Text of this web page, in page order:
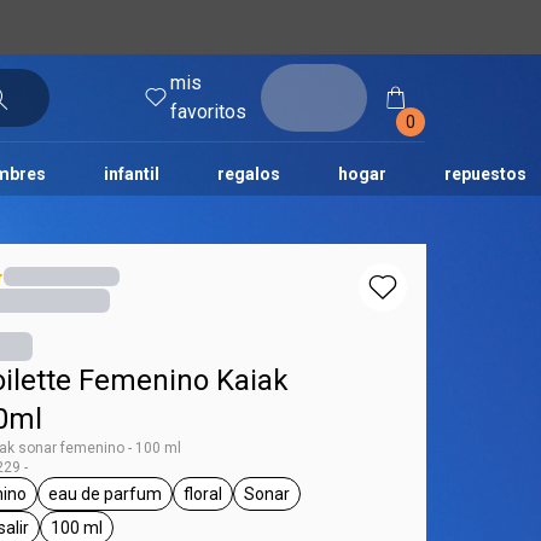
mis
favoritos
0
infantil regalos hogar repuestos
unahumor
Femenino Kaiak
sonar femenino - 100 ml
-
femenino
general.tag eau de parfum
eau de parfum
general.tag floral
floral
general.tag Sonar
Sonar
100 ml